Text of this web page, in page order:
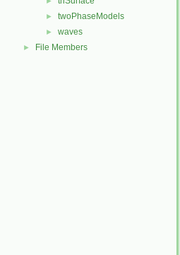
► twoPhaseModels
► waves
► File Members